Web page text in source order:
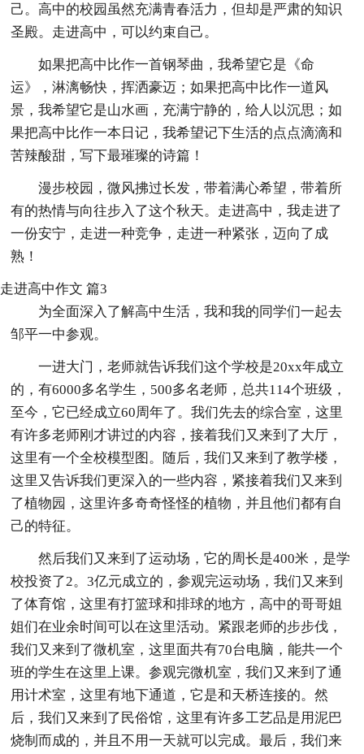
己。高中的校园虽然充满青春活力，但却是严肃的知识
圣殿。走进高中，可以约束自己。
如果把高中比作一首钢琴曲，我希望它是《命
运》，淋漓畅快，挥洒豪迈；如果把高中比作一道风
景，我希望它是山水画，充满宁静的，给人以沉思；如
果把高中比作一本日记，我希望记下生活的点点滴滴和
苦辣酸甜，写下最璀璨的诗篇！
漫步校园，微风拂过长发，带着满心希望，带着所
有的热情与向往步入了这个秋天。走进高中，我走进了
一份安宁，走进一种竞争，走进一种紧张，迈向了成
熟！
走进高中作文 篇3
为全面深入了解高中生活，我和我的同学们一起去
邹平一中参观。
一进大门，老师就告诉我们这个学校是20xx年成立
的，有6000多名学生，500多名老师，总共114个班级，
至今，它已经成立60周年了。我们先去的综合室，这里
有许多老师刚才讲过的内容，接着我们又来到了大厅，
这里有一个全校模型图。随后，我们又来到了教学楼，
这里又告诉我们更深入的一些内容，紧接着我们又来到
了植物园，这里许多奇奇怪怪的植物，并且他们都有自
己的特征。
然后我们又来到了运动场，它的周长是400米，是学
校投资了2。3亿元成立的，参观完运动场，我们又来到
了体育馆，这里有打篮球和排球的地方，高中的哥哥姐
姐们在业余时间可以在这里活动。紧跟老师的步步伐，
我们又来到了微机室，这里面共有70台电脑，能共一个
班的学生在这里上课。参观完微机室，我们又来到了通
用计术室，这里有地下通道，它是和天桥连接的。然
后，我们又来到了民俗馆，这里有许多工艺品是用泥巴
烧制而成的，并且不用一天就可以完成。最后，我们来